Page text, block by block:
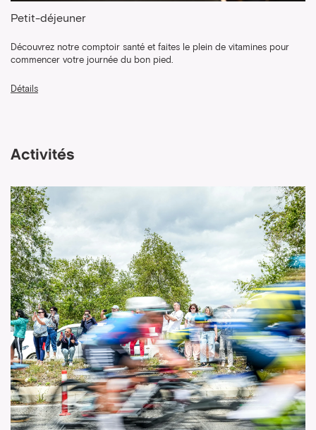
Petit-déjeuner
Découvrez notre comptoir santé et faites le plein de vitamines pour
commencer votre journée du bon pied.
Détails
Activités